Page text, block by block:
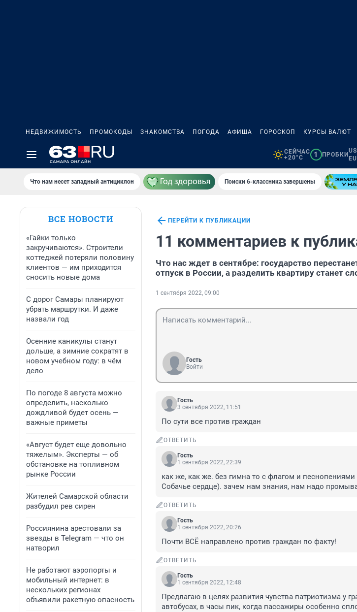
НЕДВИЖИМОСТЬ ПРОМОКОДЫ ЗНАКОМСТВА ПОГОДА АФИША ГОРОСКОП КУРСЫ ВАЛЮТ
СЕЙЧАС
+20°C
1 ПРОБКИ
Что нам несет западный антициклон Поиски 6-классника завершены
ВСЕ НОВОСТИ
«Гайки только
закручиваются». Строители
коттеджей потеряли половину
клиентов — им приходится
сносить новые дома
С дорог Самары планируют
убрать маршрутки. И даже
назвали год
Осенние каникулы станут
дольше, а зимние сократят в
новом учебном году: в чём
дело
По погоде 8 августа можно
определить, насколько
дождливой будет осень —
важные приметы
«Август будет еще довольно
тяжелым». Эксперты — об
обстановке на топливном
рынке России
Жителей Самарской области
разбудил рев сирен
Россиянина арестовали за
звезды в Telegram — что он
натворил
Не работают аэропорты и
мобильный интернет: в
нескольких регионах
объявили ракетную опасность
ПЕРЕЙТИ К ПУБЛИКАЦИИ
11 комментариев к
Что нас ждет в сентябре: государство
отпуск в России, а разделить квартиру станет
1 сентября 2022, 09:00
Гость
Войти
Гость
3 сентября 2022, 11:51
По сути все против граждан
ОТВЕТИТЬ
Гость
1 сентября 2022, 22:39
как же, как же. без гимна то с флагом и песнопениями
Собачье сердце). зачем нам знания, нам надо
ОТВЕТИТЬ
Гость
1 сентября 2022, 20:26
Почти ВСЁ направлено против граждан по факту!
ОТВЕТИТЬ
Гость
1 сентября 2022, 12:48
Предлагаю в целях развития чувства патриотизма у
автобусах, в часы пик, когда пассажиры особенно